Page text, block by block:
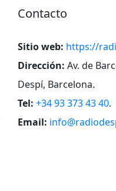
Contacto
Sitio web: https://
Dirección: Av. de
Despí, Barcelona.
Tel: +34 93 373 43 40.
Email: